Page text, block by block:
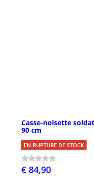
Casse-noisette
90 cm
EN RUPTURE DE STOCK
€ 84,90